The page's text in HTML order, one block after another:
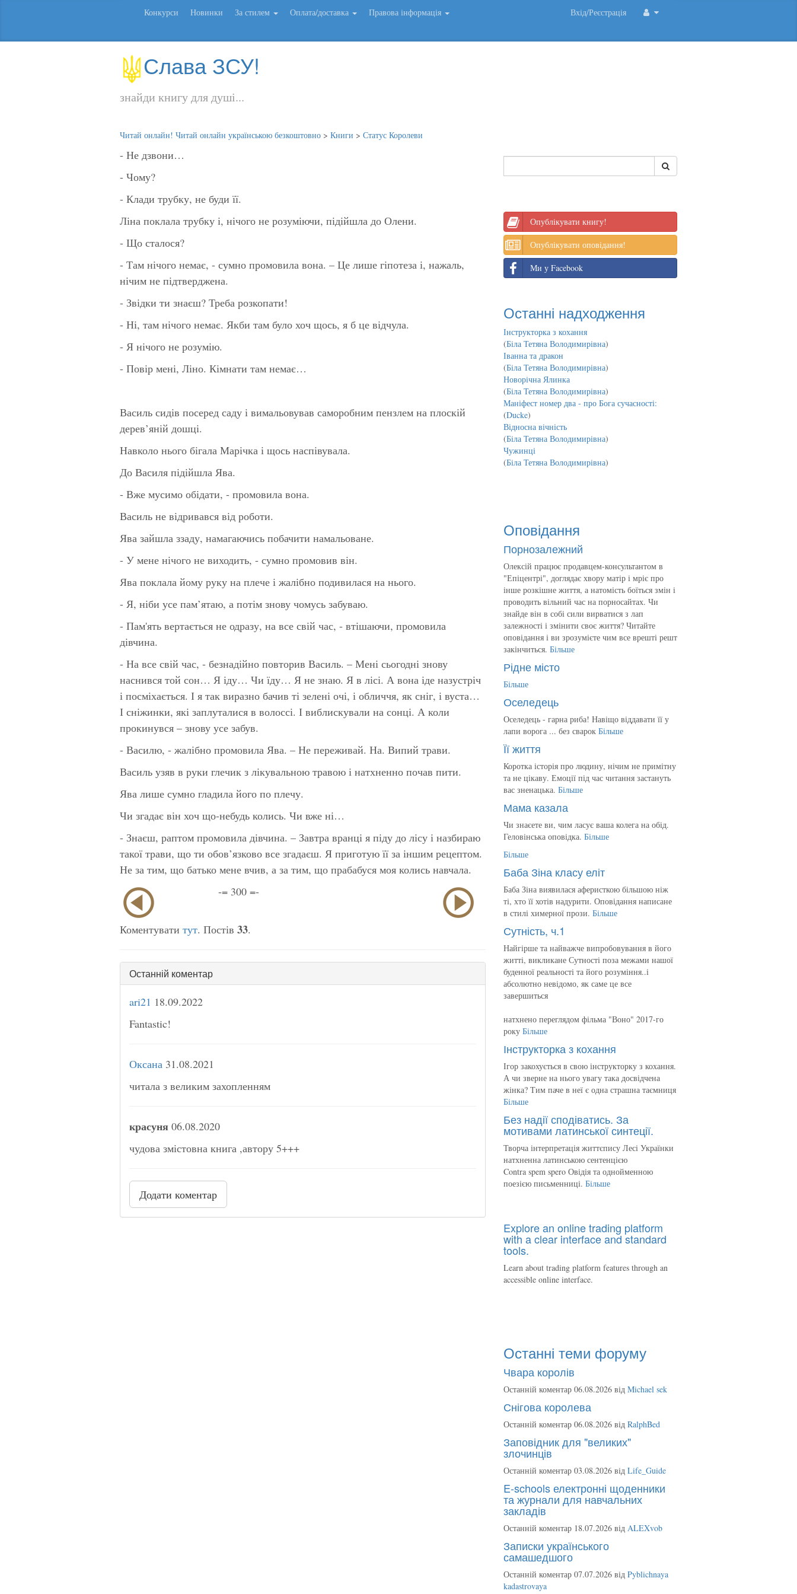
Конкурси Новинки За стилем Оплата/доставка Правова інформація Вхід/Реєстрація
Слава ЗСУ!
знайди книгу для душі...
Читай онлайн! Читай онлайн українською безкоштовно > Книги > Статус Королеви
- Не дзвони…
- Чому?
- Клади трубку, не буди її.
Ліна поклала трубку і, нічого не розуміючи, підійшла до Олени.
- Що сталося?
- Там нічого немає, - сумно промовила вона. – Це лише гіпотеза і, нажаль,
нічим не підтверджена.
- Звідки ти знаєш? Треба розкопати!
- Ні, там нічого немає. Якби там було хоч щось, я б це відчула.
- Я нічого не розумію.
- Повір мені, Ліно. Кімнати там немає…
Василь сидів посеред саду і вимальовував саморобним пензлем на плоскій
дерев’яній дошці.
Навколо нього бігала Марічка і щось наспівувала.
До Василя підійшла Ява.
- Вже мусимо обідати, - промовила вона.
Василь не відривався від роботи.
Ява зайшла ззаду, намагаючись побачити намальоване.
- У мене нічого не виходить, - сумно промовив він.
Ява поклала йому руку на плече і жалібно подивилася на нього.
- Я, ніби усе пам’ятаю, а потім знову чомусь забуваю.
- Пам'ять вертається не одразу, на все свій час, - втішаючи, промовила
дівчина.
- На все свій час, - безнадійно повторив Василь. – Мені сьогодні знову
наснився той сон… Я іду… Чи їду… Я не знаю. Я в лісі. А вона іде назустріч
і посміхається. І я так виразно бачив ті зелені очі, і обличчя, як сніг, і вуста…
І сніжинки, які заплуталися в волоссі. І виблискували на сонці. А коли
прокинувся – знову усе забув.
- Василю, - жалібно промовила Ява. – Не переживай. На. Випий трави.
Василь узяв в руки глечик з лікувальною травою і натхненно почав пити.
Ява лише сумно гладила його по плечу.
Чи згадає він хоч що-небудь колись. Чи вже ні…
- Знаєш, раптом промовила дівчина. – Завтра вранці я піду до лісу і назбираю
такої трави, що ти обов’язково все згадаєш. Я приготую її за іншим рецептом.
Не за тим, що батько мене вчив, а за тим, що прабабуся моя колись навчала.
-= 300 =-
Коментувати тут. Постів 33.
Останній коментар
ari21 18.09.2022
Fantastic!
Оксана 31.08.2021
читала з великим захопленням
красуня 06.08.2020
чудова змістовна книга ,автору 5+++
Додати коментар
Опублікувати книгу!
Опублікувати оповідання!
Ми у Facebook
Останні надходження
Інструкторка з кохання
(Біла Тетяна Володимирівна)
Іванна та дракон
(Біла Тетяна Володимирівна)
Новорічна Ялинка
(Біла Тетяна Володимирівна)
Маніфест номер два - про Бога сучасності:
(Ducke)
Відносна вічність
(Біла Тетяна Володимирівна)
Чужинці
(Біла Тетяна Володимирівна)
Оповідання
Порнозалежний
Олексій працює продавцем-консультантом в
"Епіцентрі", доглядає хвору матір і мріє про
інше розкішне життя, а натомість боїться змін і
проводить вільний час на порносайтах. Чи
знайде він в собі сили вирватися з лап
залежності і змінити своє життя? Читайте
оповідання і ви зрозумієте чим все врешті решт
закінчиться. Більше
Рідне місто
Більше
Оселедець
Оселедець - гарна риба! Навіщо віддавати її у
лапи ворога ... без сварок Більше
Її життя
Коротка історія про людину, нічим не примітну
та не цікаву. Емоції під час читання застануть
вас зненацька. Більше
Мама казала
Чи знаєете ви, чим ласує ваша колега на обід.
Геловінська оповідка. Більше
Більше
Баба Зіна класу еліт
Баба Зіна виявилася аферисткою більшою ніж
ті, хто її хотів надурити. Оповідання написане
в стилі химерної прози. Більше
Сутність, ч.1
Найгірше та найважче випробовування в його
житті, викликане Сутності поза межами нашої
буденної реальності та його розуміння..і
абсолютно невідомо, як саме це все
завершиться
натхнено переглядом фільма "Воно" 2017-го
року Більше
Інструкторка з кохання
Ігор закохується в свою інструкторку з кохання.
А чи зверне на нього увагу така досвідчена
жінка? Тим паче в неї є одна страшна таємниця
Більше
Без надії сподіватись. За
мотивами латинської синтеції.
Творча інтерпретація життєпису Лесі Українки
натхненна латинською сентенцією
Contra spem spero Овідія та однойменною
поезією письменниці. Більше
Explore an online trading platform
with a clear interface and standard
tools.
Learn about trading platform features through an
accessible online interface.
Останні теми форуму
Чвара королів
Останній коментар 06.08.2026 від Michael sek
Снігова королева
Останній коментар 06.08.2026 від RalphBed
Заповідник для "великих"
злочинців
Останній коментар 03.08.2026 від Life_Guide
E-schools електронні щоденники
та журнали для навчальних
закладів
Останній коментар 18.07.2026 від ALEXvob
Записки українського
самашедшого
Останній коментар 07.07.2026 від Pyblichnaya
kadastrovaya